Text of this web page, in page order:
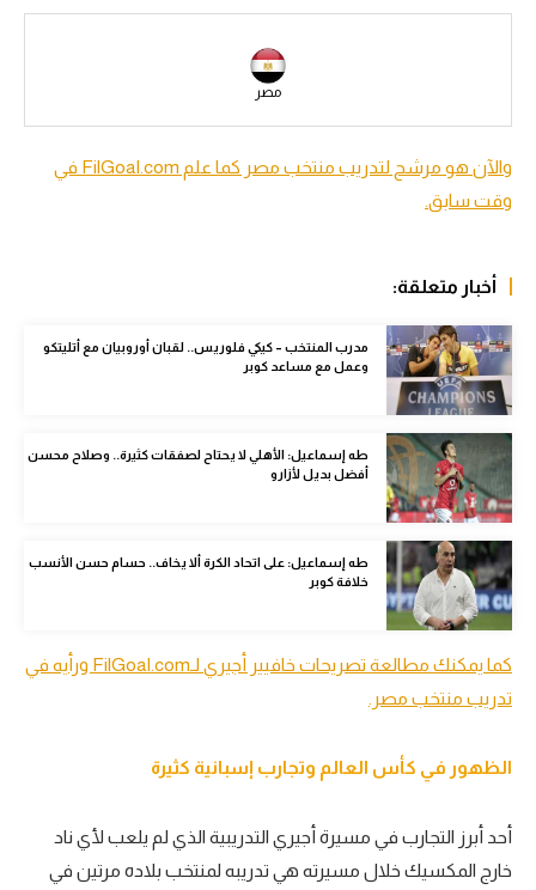
القسم الثاني
كرة السلة الأمريكية
كرة سلة
الوطن العربي
في المونديال
رياضة نسائية
آسيا
أمريكا
ركن الألعاب
أقسام خاصة
Gamers
ميركاتو
تقرير في الجول
مصر
والآن هو مرشح لتدريب منتخب مصر كما علم FilGoal.com في
وقت سابق.
أخبار متعلقة:
مدرب المنتخب – كيكي فلوريس.. لقبان أوروبيان مع أتليتكو
وعمل مع مساعد كوبر
طه إسماعيل: الأهلي لا يحتاح لصفقات كثيرة.. وصلاح محسن
أفضل بديل لأزارو
طه إسماعيل: على اتحاد الكرة ألا يخاف.. حسام حسن الأنسب
خلافة كوبر
كما يمكنك مطالعة تصريحات خافيير أجيري لـFilGoal.com ورأيه في
تدريب منتخب مصر.
الظهور في كأس العالم وتجارب إسبانية كثيرة
أحد أبرز التجارب في مسيرة أجيري التدريبية الذي لم يلعب لأي ناد
خارج المكسيك خلال مسيرته هي تدريبه لمنتخب بلاده مرتين في